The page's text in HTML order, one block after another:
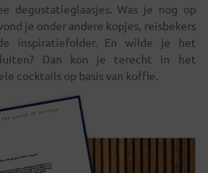
degustatieglaasjes. Was je nog op
je onder andere kopjes, reisbekers
inspiratiefolder. En wilde je het
Dan kon je terecht in het
cocktails op basis van koffie.